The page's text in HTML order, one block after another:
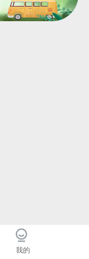
我的